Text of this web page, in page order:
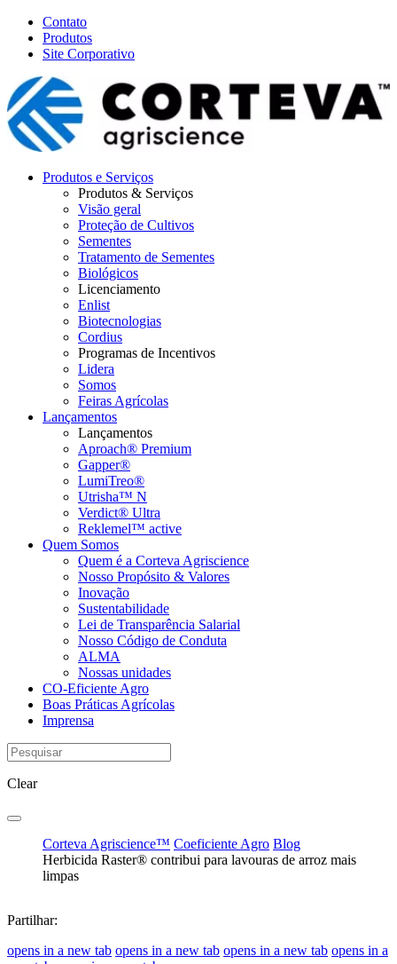
Contato
Produtos
Site Corporativo
Produtos e Serviços
Produtos & Serviços
Visão geral
Proteção de Cultivos
Sementes
Tratamento de Sementes
Biológicos
Licenciamento
Enlist
Biotecnologias
Cordius
Programas de Incentivos
Lidera
Somos
Feiras Agrícolas
Lançamentos
Lançamentos
Aproach® Premium
Gapper®
LumiTreo®
Utrisha™ N
Verdict® Ultra
Reklemel™ active
Quem Somos
Quem é a Corteva Agriscience
Nosso Propósito & Valores
Inovação
Sustentabilidade
Lei de Transparência Salarial
Nosso Código de Conduta
ALMA
Nossas unidades
CO-Eficiente Agro
Boas Práticas Agrícolas
Imprensa
Clear
Corteva Agriscience™ Coeficiente Agro Blog
Herbicida Raster® contribui para lavouras de arroz mais
limpas
Partilhar:
opens in a new tab opens in a new tab opens in a new tab opens in a